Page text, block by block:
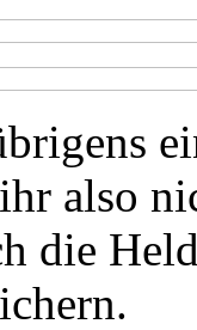
also
die